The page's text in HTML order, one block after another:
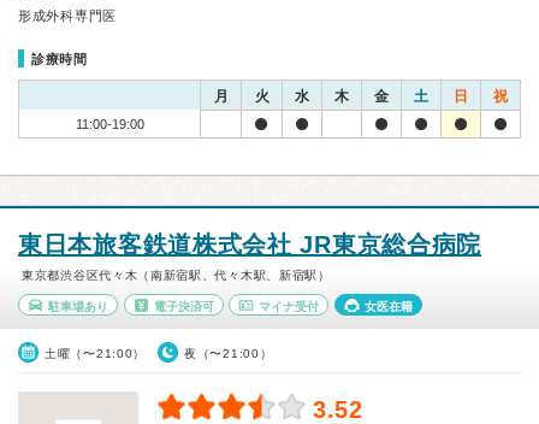
形成外科専門医
診療時間
月 火 水 木 金 土 日 祝
11:00-19:00
東日本旅客鉄道株式会社 JR東京総合病院
東京都渋谷区代々木（南新宿駅、代々木駅、新宿駅）
駐車場あり 電子決済可 マイナ受付 女医在籍
土曜（〜21:00） 夜（〜21:00）
3.52